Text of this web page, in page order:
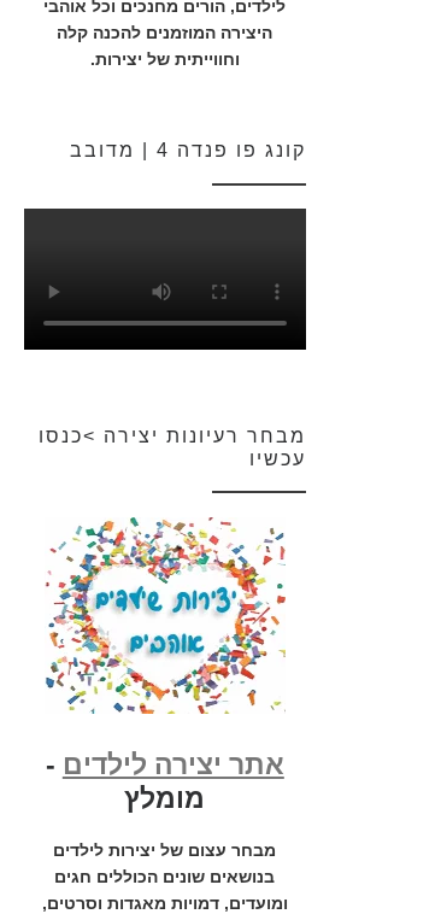
לילדים, הורים מחנכים וכל אוהבי
היצירה המוזמנים להכנה קלה
וחווייתית של יצירות.
קונג פו פנדה 4 | מדובב
מבחר רעיונות יצירה >כנסו
עכשיו
אתר יצירה לילדים -
מומלץ
מבחר עצום של יצירות לילדים
בנושאים שונים הכוללים חגים
ומועדים, דמויות מאגדות וסרטים,